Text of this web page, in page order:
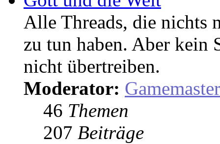
Alle Threads, die nichts
zu tun haben. Aber kein
nicht übertreiben.
Moderator: Gamemaster
46 Themen
207 Beiträge